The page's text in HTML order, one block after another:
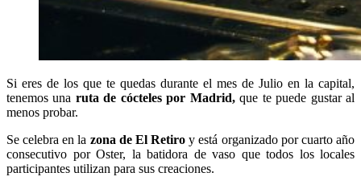
Si eres de los que te quedas durante el mes de Julio en la capital,
tenemos una ruta de cócteles por Madrid,que te puede gustar al
menos probar.
Se celebra en la zona de El Retiro y está organizado por cuarto año
consecutivo por Oster, la batidora de vaso que todos los locales
participantes utilizan para sus creaciones.